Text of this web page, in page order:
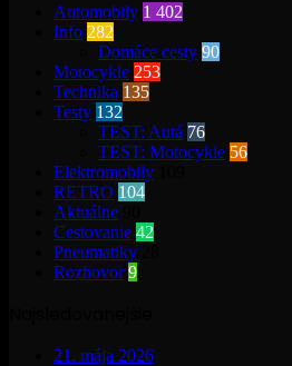
Automobily 1 402
Info 282
Domáce cesty 90
Motocykle 253
Technika 135
Testy 132
TEST: Autá 76
TEST: Motocykle 56
Elektromobily
RETRO 104
Aktuálne
Cestovanie 42
Pneumatiky
Rozhovor 9
21. mája 2026